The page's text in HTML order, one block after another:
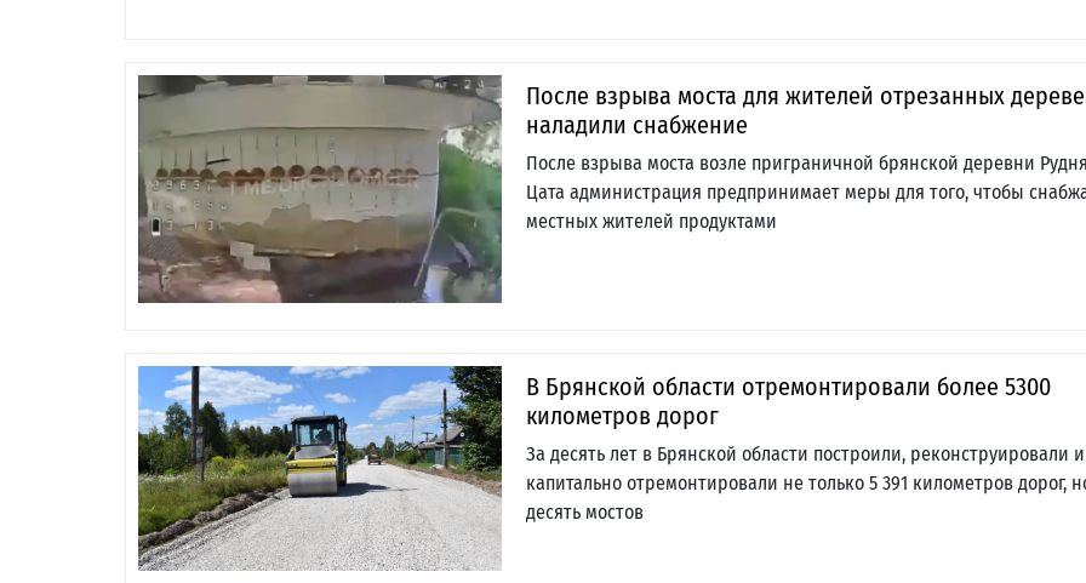
После взрыва моста для жителей отрезанных
наладили снабжение
После взрыва моста возле приграничной брянской деревни
Цата администрация предпринимает меры для того, чтобы
местных жителей продуктами
В Брянской области отремонтировали более 5300
километров дорог
За десять лет в Брянской области построили, реконструировали и
капитально отремонтировали не только 5 391 километров дорог,
десять мостов